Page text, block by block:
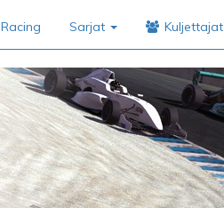
Sarjat Kuljettajat